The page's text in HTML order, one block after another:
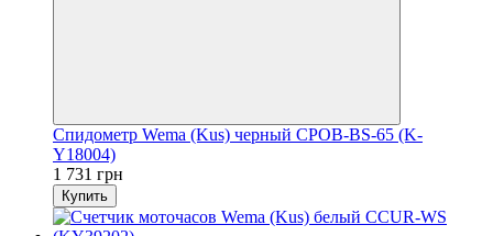
Спидометр Wema (Kus) черный CPOB-BS-65 (K-
Y18004)
1 731 грн
Купить